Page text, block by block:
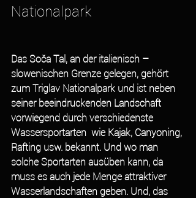
Nationalpark
Das Soča Tal, an der italienisch –
slowenischen Grenze gelegen, gehört
zum Triglav Nationalpark und ist neben
seiner beeindruckenden Landschaft
vorwiegend durch verschiedenste
Wassersportarten  wie Kajak, Canyoning,
Rafting usw. bekannt. Und wo man
solche Sportarten ausüben kann, da
muss es auch jede Menge attraktiver
Wasserlandschaften geben. Und, das